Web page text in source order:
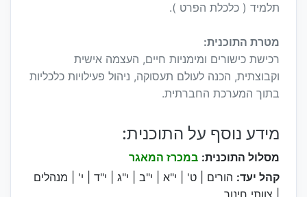
תלמיד ( כלכלת הפרט ).
מטרת התוכנית:
רכישת כישורים ומימניות חיים, העצמה אישית
וקבוצתית, הכנה לעולם תעסוקה, ניהול פעילויות כלכליות
בתוך המערכת החברתית.
מידע נוסף על התוכנית:
מסלול התוכנית: במכרז המאגר
קהל יעד: הורים | ט' | י"א | י"ב | י"ג | י"ד | י' | מנהלים
| צוותי חינוך